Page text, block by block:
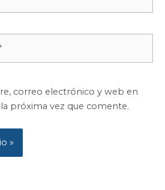
correo electrónico y web en
próxima vez que comente.